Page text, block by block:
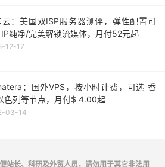
云：美国双ISP服务器测评，弹性配置可
纯净/完美解锁流媒体，月付52元起
12-17
：国外VPS，按小时计费，可选 香
色列等节点，月付$ 4.00起
03-14
站长、科研及外贸人员，请勿用于其它非法用